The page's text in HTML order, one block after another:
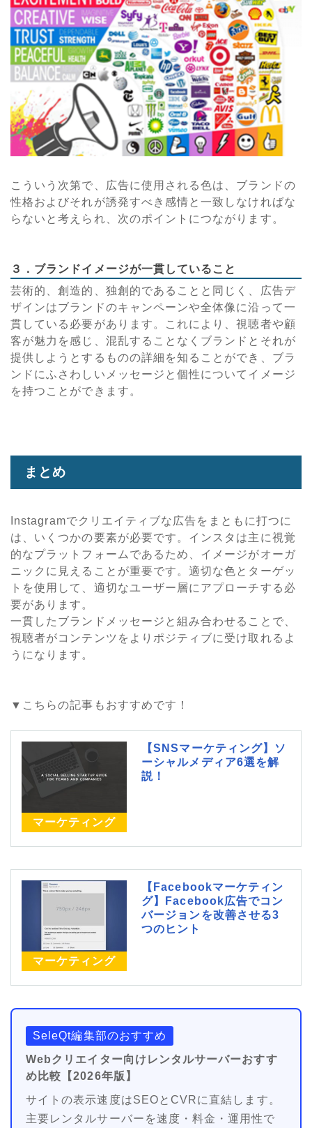
こういう次第で、広告に使用される色は、ブランドの
性格およびそれが誘発すべき感情と一致しなければな
らないと考えられ、次のポイントにつながります。
３．ブランドイメージが一貫していること
芸術的、創造的、独創的であることと同じく、広告デ
ザインはブランドのキャンペーンや全体像に沿って一
貫している必要があります。これにより、視聴者や顧
客が魅力を感じ、混乱することなくブランドとそれが
提供しようとするものの詳細を知ることができ、ブラ
ンドにふさわしいメッセージと個性についてイメージ
を持つことができます。
まとめ
Instagramでクリエイティブな広告をまともに打つに
は、いくつかの要素が必要です。インスタは主に視覚
的なプラットフォームであるため、イメージがオーガ
ニックに見えることが重要です。適切な色とターゲッ
トを使用して、適切なユーザー層にアプローチする必
要があります。
一貫したブランドメッセージと組み合わせることで、
視聴者がコンテンツをよりポジティブに受け取れるよ
うになります。
▼こちらの記事もおすすめです！
マーケティング
【SNSマーケティング】ソ
ーシャルメディア6選を解
説！
マーケティング
【Facebookマーケティン
グ】Facebook広告でコン
バージョンを改善させる3
つのヒント
SeleQt編集部のおすすめ
Webクリエイター向けレンタルサーバーおすす
め比較【2026年版】
サイトの表示速度はSEOとCVRに直結します。
主要レンタルサーバーを速度・料金・運用性で